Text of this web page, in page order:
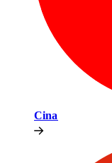
Cina​​